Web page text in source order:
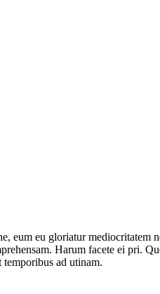
eu gloriatur mediocritatem
Harum facete ei pri.
ad utinam.